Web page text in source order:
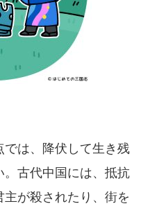
は、降伏して生き残
。古代中国には、抵抗
が殺されたり、街を